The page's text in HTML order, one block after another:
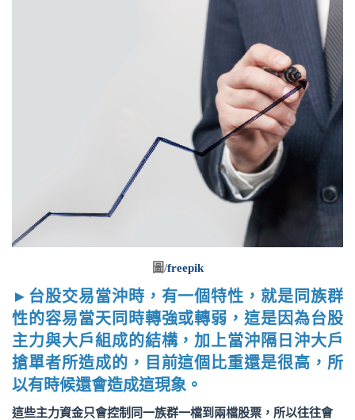
圖/freepik
►台股交易當沖時，有一個特性，就是同族群
性的容易當天同時轉強或轉弱，這是因為台股
主力與大戶組成的結構，加上當沖隔日沖大戶
搶單者所造成的，目前這個比重還是很高，所
以有時候還會造成這現象。
這些主力資金只會控制同一族群一檔到兩檔股票，所以往往會